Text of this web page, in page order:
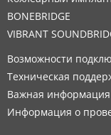
BONEBRIDGE
VIBRANT
Возможности
Техническая
Важная информация
Информация о